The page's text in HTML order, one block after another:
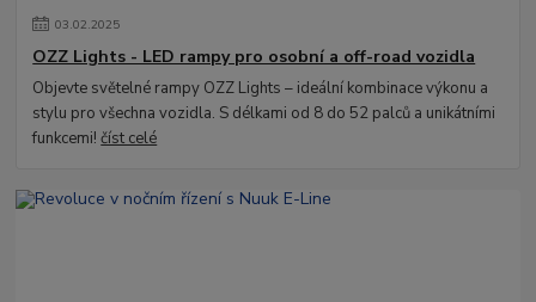
03.02.2025
OZZ Lights - LED rampy pro osobní a off-road vozidla
Objevte světelné rampy OZZ Lights – ideální kombinace výkonu a
stylu pro všechna vozidla. S délkami od 8 do 52 palců a unikátními
funkcemi!číst celé